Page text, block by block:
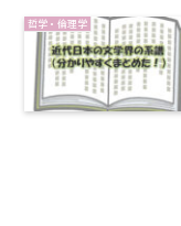
哲学・倫理学